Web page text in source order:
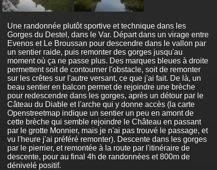
Une randonnée plutôt sportive et technique dans les
Gorges du Destel, dans le Var. Départ dans un virage entre
Evenos et Le Broussan pour descendre dans le vallon par
un sentier raide, puis remonter des gorges jusqu'au
moment où ça ne passe plus. Des marques bleues à droite
permettent soit de contourner l'obstacle, soit de remonter
sur les crêtes sur l'autre versant, ce que j'ai fait. De là, un
beau sentier en balcon permet de rejoindre une brèche
pour redescendre dans les gorges, après un détour par le
Câteau du Diable et l'arche qui y donne accès (la carte
Openstreetmap indique un sentier un peu en amont de
cette brèche qui semble rejoindre le Château en passant
par le grotte Monnier, mais je n'ai pas trouvé le passage, et
vu l'heure j'ai préféré remonter). Descente dans les gorges
par le pierrier, et remontée à la route par l'itinéraire de
descente, pour au final 4h de randonnées et 800m de
dénivelé positif.